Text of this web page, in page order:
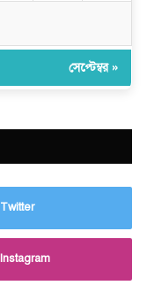
সেপ্টেম্বর »
Twitter
Instagram